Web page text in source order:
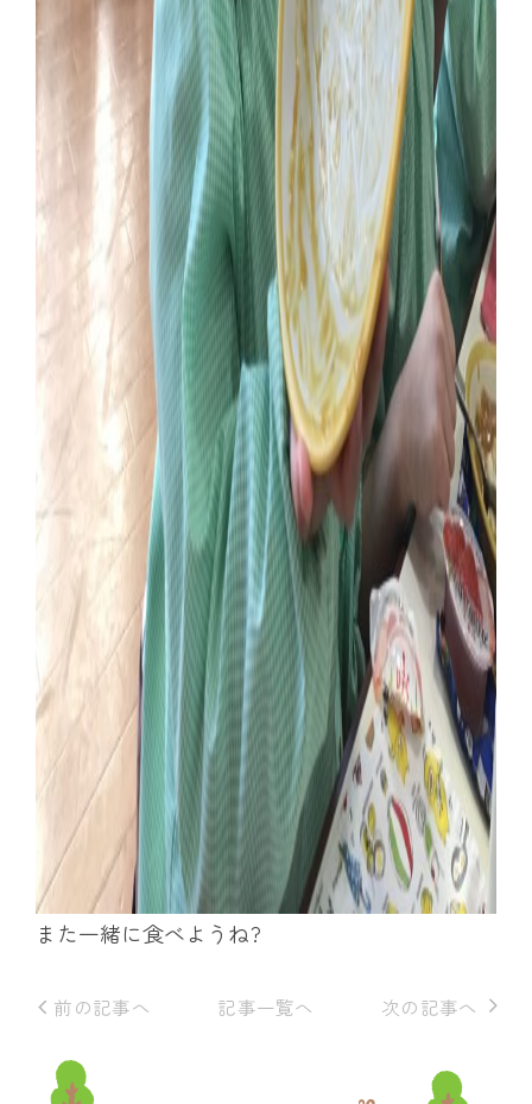
また一緒に食べようね?
前の記事へ 記事一覧へ 次の記事へ